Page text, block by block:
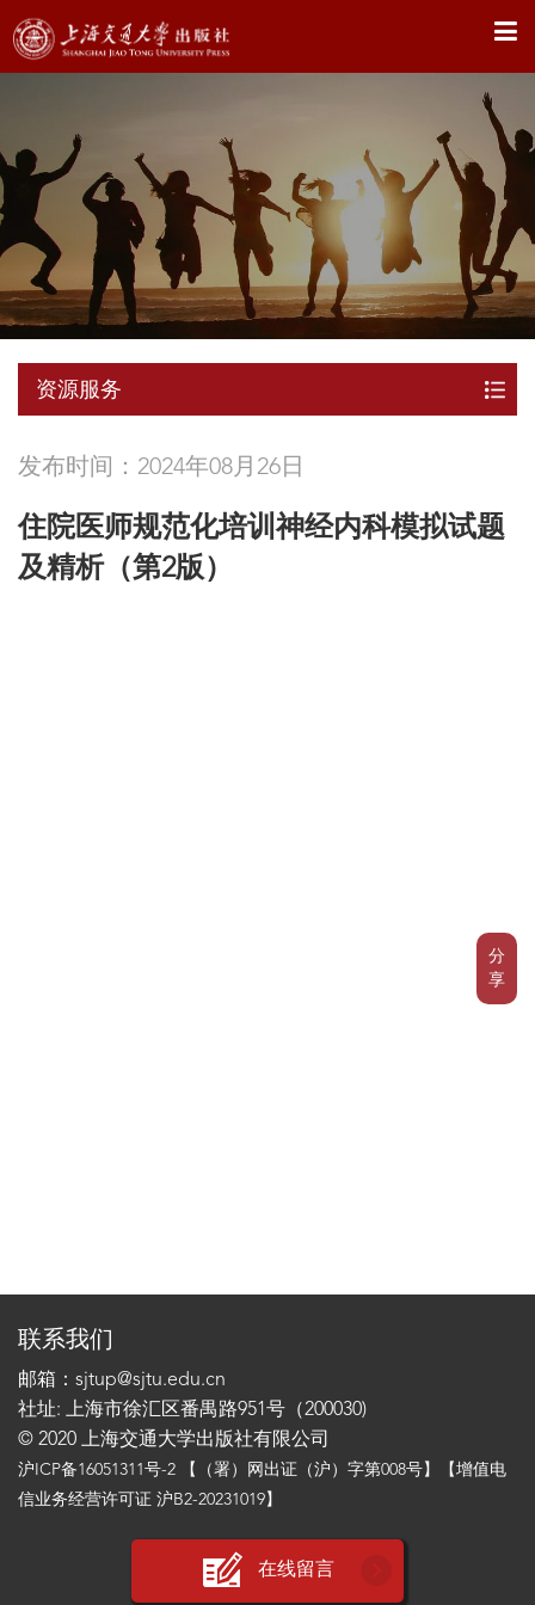
X
分
享
资源服务
发布时间：2024年08月26日
住院医师规范化培训神经内科模拟试题
及精析（第2版）
联系我们
邮箱：sjtup@sjtu.edu.cn
社址: 上海市徐汇区番禺路951号（200030)
© 2020 上海交通大学出版社有限公司
沪ICP备16051311号-2 【（署）网出证（沪）字第008号】【增值电
信业务经营许可证 沪B2-20231019】
在线留言